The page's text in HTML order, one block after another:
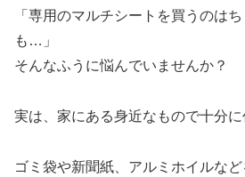
「専用のマルチシートを買うのは
も…」
そんなふうに悩んでいませんか？
実は、家にある身近なもので十分に
ゴミ袋や新聞紙、アルミホイルな